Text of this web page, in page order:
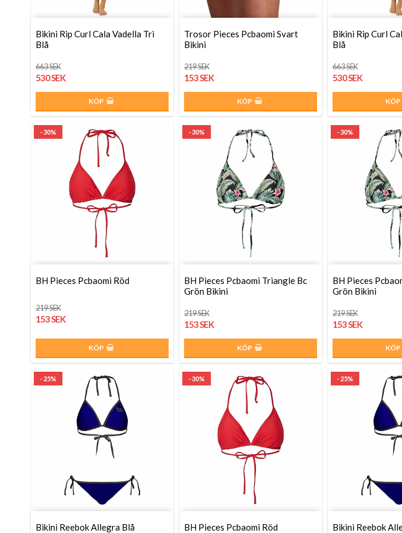
Bikini Rip Curl Cala Vadella Tri
Blå
663 SEK
530 SEK
KÖP
Trosor Pieces Pcbaomi Svart
Bikini
219 SEK
153 SEK
KÖP
Bikini Rip Curl
Blå
663 SEK
530 SEK
KÖP
- 30%
BH Pieces Pcbaomi Röd
219 SEK
153 SEK
KÖP
- 30%
BH Pieces Pcbaomi Triangle Bc
Grön Bikini
219 SEK
153 SEK
KÖP
- 30%
BH Pieces
Grön Bikini
219 SEK
153 SEK
KÖP
- 25%
Bikini Reebok Allegra Blå
- 30%
BH Pieces Pcbaomi Röd
- 25%
Bikini Reebok